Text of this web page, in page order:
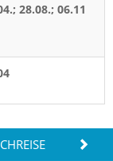
28.08.; 06.11